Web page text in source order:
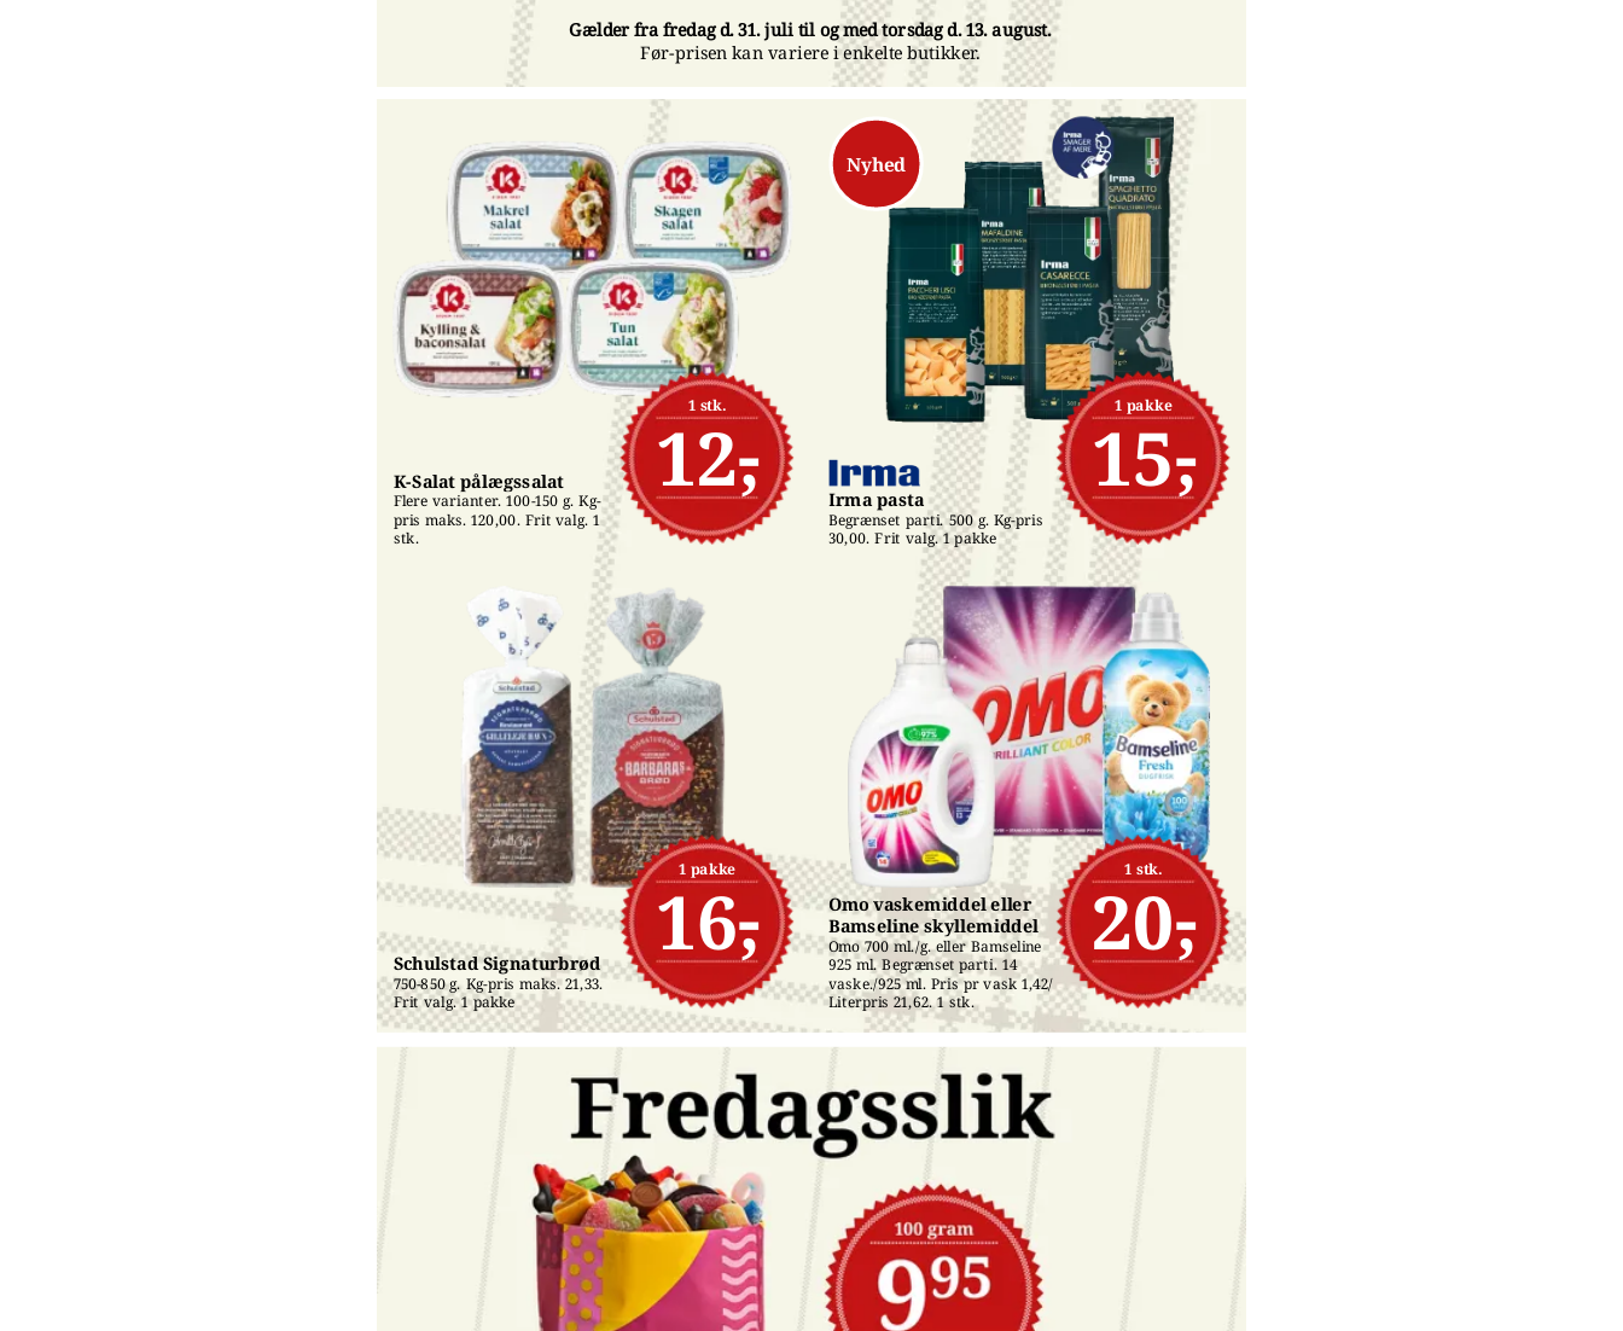
Gælder fra fredag d. 31. juli til og med torsdag d. 13. august.
Før-prisen kan variere i enkelte butikker.
1 pakke
16,-
Schulstad Signaturbrød
750-850 g. Kg-pris maks. 21,33.
Frit valg. 1 pakke
1 stk.
20,-
Omo vaskemiddel eller
Bamseline skyllemiddel
Omo 700 ml./g. eller Bamseline
925 ml. Begrænset parti. 14
vaske./925 ml. Pris pr vask 1,42/
Literpris 21,62. 1 stk.
1 stk.
12,-
K-Salat pålægssalat
Flere varianter. 100-150 g. Kg-
pris maks. 120,00. Frit valg. 1
stk.
1 pakke
15,-
Nyhed
Irma pasta
Begrænset parti. 500 g. Kg-pris
30,00. Frit valg. 1 pakke